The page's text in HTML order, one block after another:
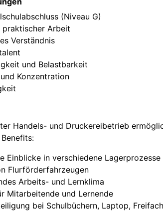
(Niveau G)
praktischer Arbeit
Verständnis
und Belastbarkeit
Konzentration
Handels- und Druckereibetrieb
Einblicke in verschiedene Lagerprozesse
Flurförderfahrzeugen
Arbeits- und Lernklima
Mitarbeitende und Lernende
bei Schulbüchern, Laptop,